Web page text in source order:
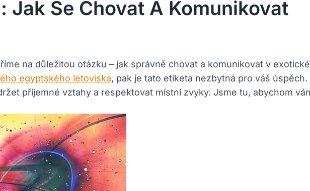
Jak Se Chovat A Komunikovat
na důležitou otázku – jak správně chovat a komunikovat v
egyptského letoviska, pak je tato etiketa nezbytná pro váš
příjemné vztahy a respektovat místní zvyky. Jsme tu, abychom